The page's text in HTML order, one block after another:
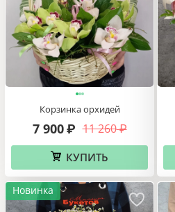
Корзинка орхидей
11 260 ₽
7 900 ₽
КУПИТЬ
Новинка